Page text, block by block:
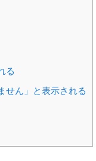
る
せん」と表示される